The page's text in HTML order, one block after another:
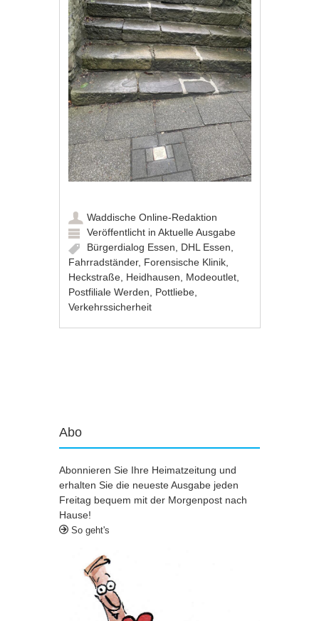
Waddische Online-Redaktion
Veröffentlicht inAktuelle Ausgabe
Bürgerdialog Essen
DHL Essen
Fahrradständer, Forensische Klinik
Heckstraße Heidhausen Modeoutlet
Postfiliale Werden
Pottliebe
Verkehrssicherheit
Abo
Abonnieren Sie Ihre Heimatzeitung und
erhalten Sie die neueste Ausgabe jeden
Freitag bequem mit der Morgenpost nach
Hause!
So geht's